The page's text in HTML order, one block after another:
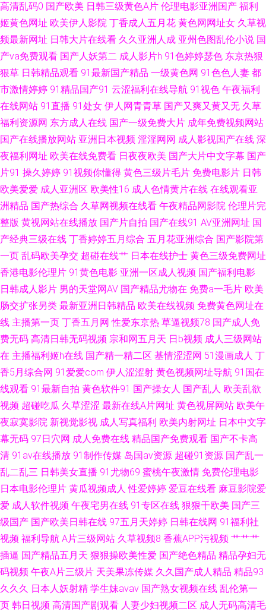
免费网址 亚洲色图第一页 福利视频站 超碰91N 欧美激情综合素质 日韩欧美
亚洲日韩成人 老湿机69副利区 国产精品久久阴道 91社在线看 在线观看高清
91 自拍成人在线一区 黄色岛国网站 东方av免费在线 91经典三级 国产精品久
妖A片免费看 男女押窉黄色影视 日本H祝频 91性感在线 97干伊人 丁香五月
影院AV 91探花在线 欧美亚国产精品 豆花黑料成人 91性生活视频 丁香五月
色色婷 日韩免费 性交欧美 日韩新片区 日韩qv 麻豆九一天美 久草福利 第一
福利视频导航网站 亚洲三级网址 深爱婷婷五月天 国产精品色婷婷 久草福利
视频欧美日韩 久草福利资源网 国产欧美香蕉视频 另类欧美专区 阿V视频在线
观看日韩 91c91 美日韩性 AV在线不卡婷图片 91乱子国产乱子伦 色综合欧美
日韩 久草天堂 91社永久入口 性色四虎五月天 九一次元网站 91在线视频国产
在线 51视频在线观看 蜜桃伊人久久 岛国激情一区 91国产精品乱码久久 欧美
重口味一级A片 白丝www在线 伊人9在线 欧美久久精品久久 91九玖 日本少
妇黑森林17p 传媒精品网站 69福利社在线 人妻一卡二卡三卡 超碰操cao 综合
久色AⅤ日韩精品 欧美性交A∨ 肏逼人与兽 51海角视频在线 麻豆影院在线观
看一区 浮力限制影院123 91视频播 亚洲日韩欧美成人 精品人妻乱码一区二
区 91熟妇在线 亚洲成人91黄色 久久性爱影院 91资源总站 91cn中文字幕在
在线观看 日韩三级黄
高清乱码0 国产欧美 日韩三级黄色A片 伦理电影亚洲国产 福利
姬黄色网址 欧美伊人影院 丁香成人五月花 黄色网网址女 久草视
频最新网址 日韩大片在线看 久久亚洲人成 亚州色图乱伦小说 国
产va免费观看 国产人妖第二 成人影片h 91色婷婷瑟色 东京热狠
狠草 日韩精品观看 91最新国产精品 一级黄色网 91色色人妻 都
市激情婷婷 91精品国产91 云涩福利在线导航 91视色 午夜福利
在线网站 91直播 91处女 伊人网青青草 国产又爽又黄又无 久草
福利资源网 东方成人在线 国产一级免费大片 成年免费视频网站
国产在线播放网站 亚洲日本视频 淫淫网网 成人影视国产在线 深
夜福利网址 欧美在线免费看 日夜夜欧美 国产大片中文字幕 国产
片91 操久婷婷 91视频你懂得 黄色三级片毛片 免费电影片 日韩
欧美爱爱 成人亚洲区 欧美性16 成人色情黄片在线 在线观看亚
洲精品 国产热综合 久草网视频在线看 午夜精品网影院 伦理片完
整版 黄视网站在线播放 国产片自拍 国产在线91 AV亚洲网址 国
产经典三级在线 丁香婷婷五月综合 五月花亚洲综合 国产影院第
一页 乱码欧美孕交 超碰在线艹 日本在线护士 黄色三级免费网址
香港电影伦理片 91黄色电影 亚洲一区成人视频 国产福利电影
日韩成人影片 男的天堂网AV 国产精品尤物在 免费a一毛片 欧美
肠交扩张另类 最新亚洲日韩精品 欧美在线视频 免费黄色网址在
线 主播第一页 丁香五月网 性爱东京热 草逼视频78 国产成人免
费无码 高清日韩无码视频 宗和网五月天 日b视频 成人三级网站
在 主播福利姬h在线 国产精一精二区 基情涩涩网 51漫画成人 丁
香5月综合网 91爱爱com 伊人涩涩射 黄色视频网址导航 91国在
线观看 91最新自拍 黄色软件91 国产操女人 国产乱人 欧美乱欲
视频 超碰吃瓜 久草涩涩 最新在线A片网址 黄色视屏网站 欧美午
夜寂寞影院 新视觉影视 成人写真福利 欧美内射网址 日本中文字
幕无码 97日穴网 成人免费在线 精品国产免费观看 国产不卡高
清 91av在线播放 91制作传媒 岛国av资源 超碰91资源 国产乱一
乱二乱三 日韩美女直播 91尤物69 蜜桃午夜激情 免费伦理电影
日本电影伦理片 黄瓜视频成人 性爱婷婷 爱豆在线看 麻豆影院爱
爱 成人软件视频 午夜宅男在线 91专区在线 狠狠干欧美 国产三
级国产 国产欧美日韩在线 97五月天婷婷 日韩在线网 91福利社
视频 福利导航 A片三级网站 久草视频8 香蕉APP污视频 艹艹艹
插逼 国产精品五月天 狠狠操欧美性爱 国产绝色精品 精品孕妇无
码视频 午夜A片三级片 天美果冻传媒 久久国产成人精品 精品93
久久久 日本人妖射精 学生妹avav 国产熟女视频在线 乱伦第一
页 韩日视频 高清国产剧观看 人妻少妇视频二区 成人无码高清毛